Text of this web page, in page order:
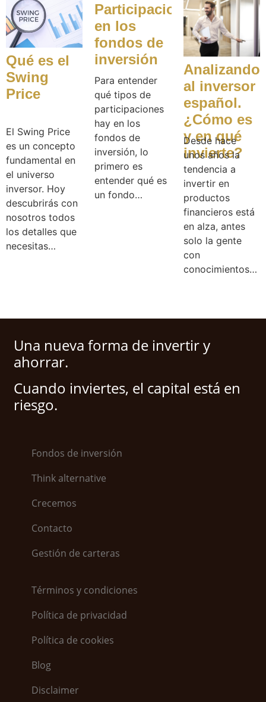
Qué es el
Swing
Price
El Swing Price
es un concepto
fundamental en
el universo
inversor. Hoy
descubrirás con
nosotros todos
los detalles que
necesitas…
Participaciones
en los
fondos de
inversión
Para entender
qué tipos de
participaciones
hay en los
fondos de
inversión, lo
primero es
entender qué es
un fondo…
Analizando
al inversor
español.
¿Cómo es
y en qué
invierte?
Desde hace
unos años la
tendencia a
invertir en
productos
financieros está
en alza, antes
solo la gente
con
conocimientos…
Una nueva forma de invertir y
ahorrar.
Cuando inviertes, el capital está en
riesgo.
Fondos de inversión
Think alternative
Crecemos
Contacto
Gestión de carteras
Términos y condiciones
Política de privacidad
Política de cookies
Blog
Disclaimer